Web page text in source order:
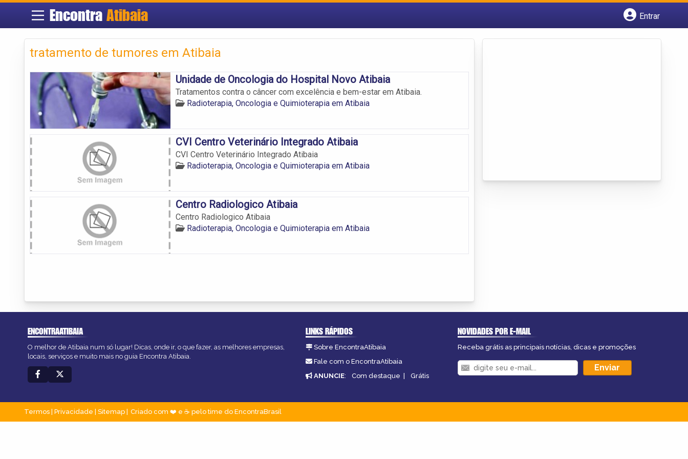
EncontraAtibaia
Entrar
tratamento de tumores em Atibaia
Unidade de Oncologia do Hospital Novo Atibaia
Tratamentos contra o câncer com excelência e bem-estar em Atibaia.
Radioterapia, Oncologia e Quimioterapia em Atibaia
CVI Centro Veterinário Integrado Atibaia
CVI Centro Veterinário Integrado Atibaia
Radioterapia, Oncologia e Quimioterapia em Atibaia
Centro Radiologico Atibaia
Centro Radiologico Atibaia
Radioterapia, Oncologia e Quimioterapia em Atibaia
ENCONTRAATIBAIA
O melhor de Atibaia num só lugar! Dicas, onde ir, o que fazer, as melhores empresas,
locais, serviços e muito mais no guia Encontra Atibaia.
LINKS RÁPIDOS
Sobre EncontraAtibaia
Fale com o EncontraAtibaia
ANUNCIE: Com destaque | Grátis
NOVIDADES POR E-MAIL
Receba grátis as principais notícias, dicas e promoções
Termos Privacidade Sitemap Criado com ❤️ e ☕ pelo time do EncontraBrasil